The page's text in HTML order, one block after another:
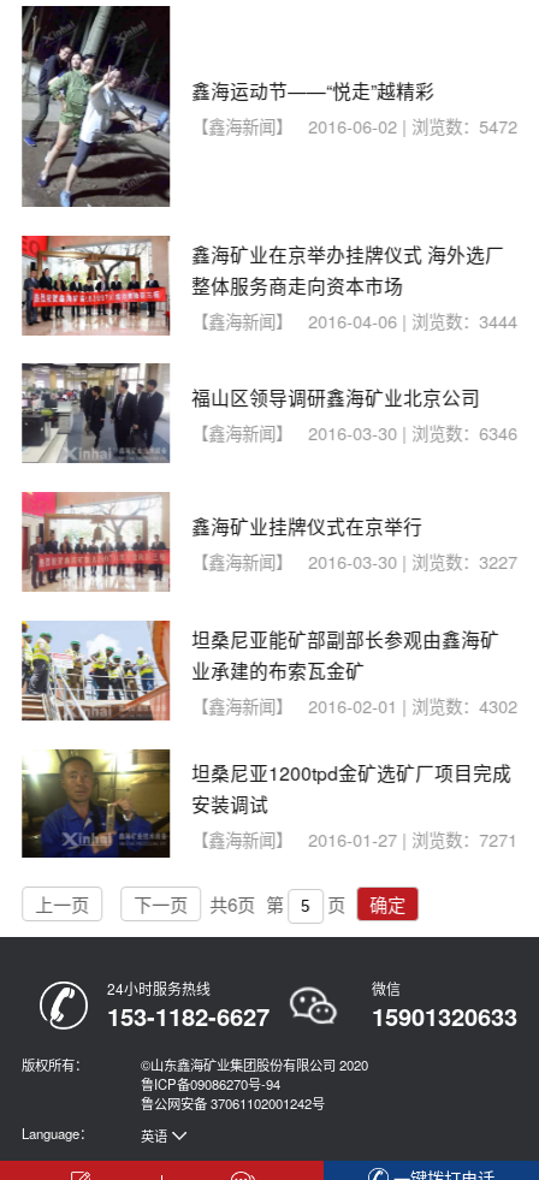
鑫海运动节——“悦走”越精彩
【鑫海新闻】 2016-06-02 | 浏览数：5472
鑫海矿业在京举办挂牌仪式 海外选厂
整体服务商走向资本市场
【鑫海新闻】 2016-04-06 | 浏览数：3444
福山区领导调研鑫海矿业北京公司
【鑫海新闻】 2016-03-30 | 浏览数：6346
鑫海矿业挂牌仪式在京举行
【鑫海新闻】 2016-03-30 | 浏览数：3227
坦桑尼亚能矿部副部长参观由鑫海矿
业承建的布索瓦金矿
【鑫海新闻】 2016-02-01 | 浏览数：4302
坦桑尼亚1200tpd金矿选矿厂项目完成
安装调试
【鑫海新闻】 2016-01-27 | 浏览数：7271
上一页 下一页 共6页 第 页 确定
24小时服务热线
153-1182-6627
微信
15901320633
版权所有：
©山东鑫海矿业集团股份有限公司 2020
鲁ICP备09086270号-94
鲁公网安备 37061102001242号
Language：
英语
俄语